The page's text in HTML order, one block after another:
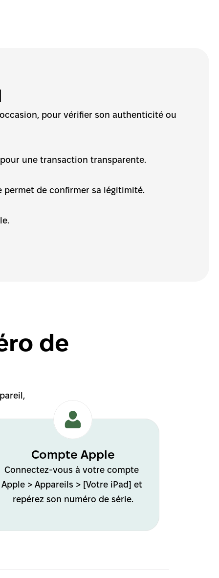
pour vérifier son authenticité ou
une transaction transparente.
permet de confirmer sa légitimité.
de
Compte Apple
Connectez-vous à votre compte
Apple > Appareils > [Votre iPad] et
repérez son numéro de série.